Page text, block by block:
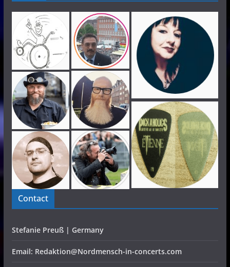
Contact
Stefanie Preuß | Germany
Email: Redaktion@Nordmensch-in-concerts.com